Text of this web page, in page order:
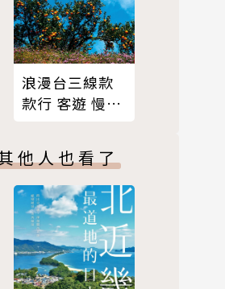
浪漫台三線款
款行 客遊 慢巡
他人也看了